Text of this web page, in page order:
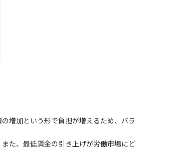
増加という形で負担が増えるため、バラ
た、最低賃金の引き上げが労働市場にど